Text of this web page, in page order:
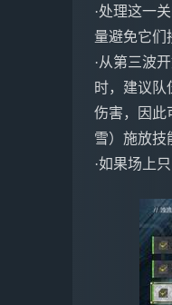
·处理这一
量避免它们
·从第三波
时，建议队
伤害，因此
雪）施放技
·如果场上